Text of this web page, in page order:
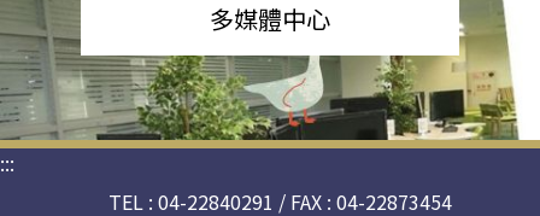
多媒體中心
:::
TEL : 04-22840291 / FAX : 04-22873454